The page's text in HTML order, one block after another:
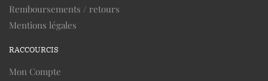
Remboursements / retours
Mentions légales
RACCOURCIS
Mon Compte